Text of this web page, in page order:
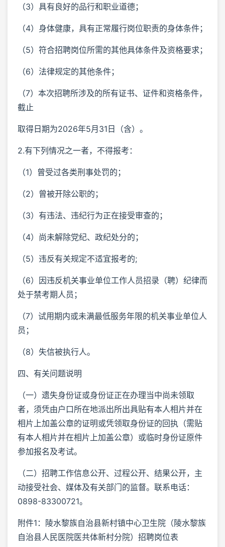
（3）具有良好的品行和职业道德；
（4）身体健康，具有正常履行岗位职责的身体条件；
（5）符合招聘岗位所需的其他具体条件及资格要求；
（6）法律规定的其他条件；
（7）本次招聘所涉及的所有证书、证件和资格条件，
截止
取得日期为2026年5月31日（含）。
2.有下列情况之一者，不得报考：
（1）曾受过各类刑事处罚的；
（2）曾被开除公职的；
（3）有违法、违纪行为正在接受审查的；
（4）尚未解除党纪、政纪处分的；
（5）违反有关规定不适宜报考的;
（6）因违反机关事业单位工作人员招录（聘）纪律而
处于禁考期人员；
（7）试用期内或未满最低服务年限的机关事业单位人
员；
（8）失信被执行人。
四、有关问题说明
（一）遗失身份证或身份证正在办理当中尚未领取
者，须凭由户口所在地派出所出具贴有本人相片并在
相片上加盖公章的证明或凭领取身份证的回执（需贴
有本人相片并在相片上加盖公章）或临时身份证原件
参加报名及考试。
（二）招聘工作信息公开、过程公开、结果公开，主
动接受社会、媒体及有关部门的监督。联系电话：
0898-83300721。
附件1：陵水黎族自治县新村镇中心卫生院（陵水黎族
自治县人民医院医共体新村分院）招聘岗位表